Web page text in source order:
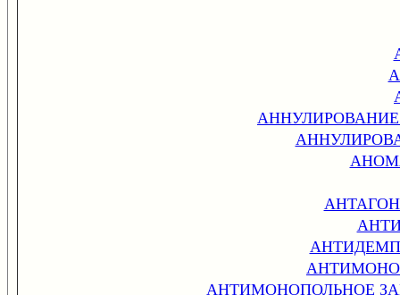
АННУЛИРОВАНИЕ
АНТИМОНОПОЛЬНОЕ